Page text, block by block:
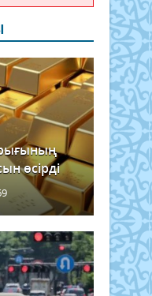
өсірді